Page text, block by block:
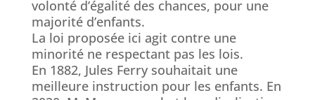
volonté d’égalité des chances, pour une
majorité d’enfants.
La loi proposée ici agit contre une
minorité ne respectant pas les lois.
En 1882, Jules Ferry souhaitait une
meilleure instruction pour les enfants. En